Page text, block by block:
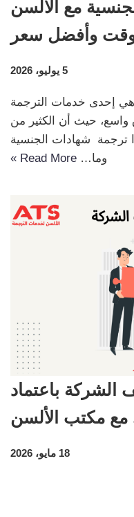
مع الألسن
وأفضل سعر
5 يوليو، 2026
إحدى خدمات الترجمة
حيث أن الكثير من
ترجمة شهادات الجنسية
وما… Read More »
الشركة باعتماد
مكتب الألسن
18 مايو، 2026